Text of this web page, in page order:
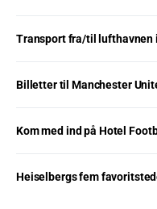
Transport fra/til lufthavnen
Billetter til Manchester
Kom med ind på Hotel
Heiselbergs fem